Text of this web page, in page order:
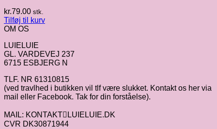
kr.79.00 stk.
Tilføj til kurv
OM OS
LUIELUIE
GL. VARDEVEJ 237
6715 ESBJERG N
TLF. NR 61310815
(ved travlhed i butikken vil tlf være slukket. Kontakt os her via
mail eller Facebook. Tak for din forståelse).
MAIL: KONTAKTLUIELUIE.DK
CVR DK30871944